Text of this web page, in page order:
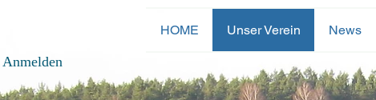
Anmelden
HOME Unser Verein News